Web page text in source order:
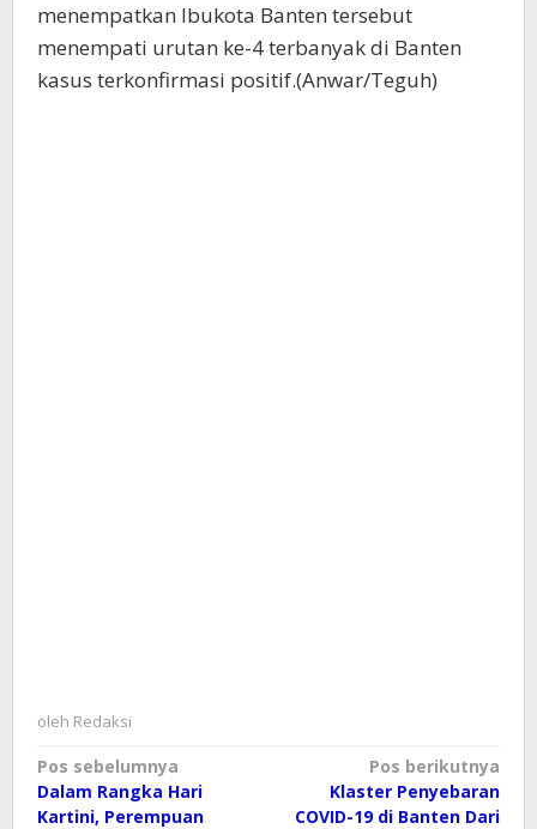
menempatkan Ibukota Banten tersebut
menempati urutan ke-4 terbanyak di Banten
kasus terkonfirmasi positif.(Anwar/Teguh)
oleh Redaksi
Navigasi
pos
Pos sebelumnya
Dalam Rangka Hari
Kartini, Perempuan
Pos berikutnya
Klaster Penyebaran
COVID-19 di Banten Dari